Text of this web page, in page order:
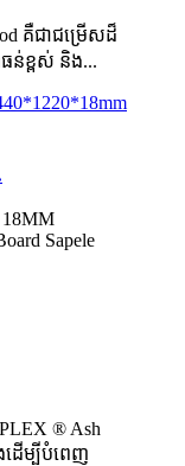
គឺជាជម្រើសដ៏
ន់ខ្ពស់ និង...
Sapele
® Ash
ដើម្បីបំពេញ